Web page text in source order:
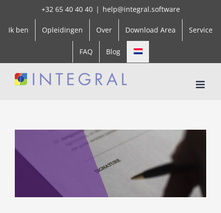
content
+32 65 40 40 40 | help@integral.software
Ik ben Opleidingen Over Download Area Service
FAQ Blog
Larger
Image